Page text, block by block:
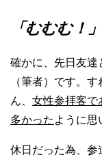
「むむむ！」
確かに、先日友達
（筆者）です。
ん、 女性参拝客で
多かった ように思
休日だった為、参